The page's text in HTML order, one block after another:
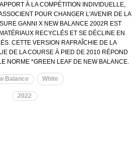
À LA COMPÉTITION INDIVIDUELLE,
POUR CHANGER L'AVENIR DE LA
GANNI X NEW BALANCE 2002R EST
RECYCLÉS ET SE DÉCLINE EN
CETTE VERSION RAFRAÎCHIE DE LA
DE LA COURSE À PIED DE 2010 RÉPOND
NORME *GREEN LEAF DE NEW BALANCE.
Balance White
2022